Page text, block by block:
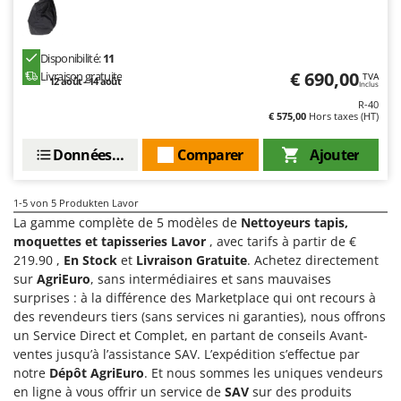
Perches Élagueuses
Pétrins à Spirale
Piscines
Planteuses de pommes de terre pour tracteur
Pompes d'irrigation à tracteur
Pompes immergées électriques
Postes à souder
Poussoirs à saucisse
Presses à pellets
Pressoirs à fruits
Pressoirs à Raisin
Francini
G
G3 Ferrari
GeoTech
Gierre
Ginko - MGM
Gipeco
Girmi
GRAEF
Gre
GreenBay
Greenworks
Disponibilité:11
Livraison gratuite
12 août - 14 août € 690,00 TVA
Inclus
R-40
€ 575,00 Hors taxes (HT)
Ajouter
Comparer
Données techniques
1-5 von 5 Produkten Lavor
La gamme complète de 5 modèles de Nettoyeurs tapis,
moquettes et tapisseries Lavor , avec tarifs à partir de €
219.90 , En Stock et Livraison Gratuite. Achetez directement
sur AgriEuro, sans intermédiaires et sans mauvaises
surprises : à la différence des Marketplace qui ont recours à
des revendeurs tiers (sans services ni garanties), nous offrons
un Service Direct et Complet, en partant de conseils Avant-
ventes jusqu’à l’assistance SAV. L’expédition s’effectue par
notre Dépôt AgriEuro. Et nous sommes les uniques vendeurs
en ligne à vous offrir un service de SAV sur des produits